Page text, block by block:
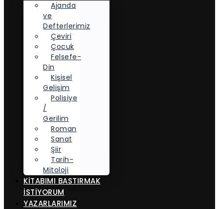
Ajanda
ve
Defterlerimiz
Çeviri
Çocuk
Felsefe-
Din
Kişisel
Gelişim
Polisiye
/
Gerilim
Roman
Sanat
Şiir
Tarih-
Mitoloji
KITABIMI BASTIRMAK
İSTIYORUM
YAZARLARIMIZ